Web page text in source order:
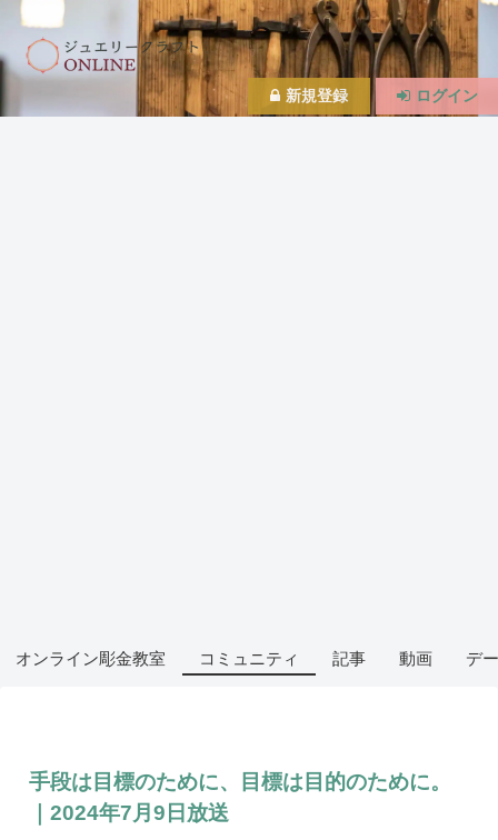
オンライン彫金教室 コミュニティ 記事 動画 デ
手段は目標のために、目標は目的のために。
｜2024年7月9日放送
新規登録 ログイン